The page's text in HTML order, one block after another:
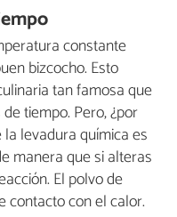
constante
bizcocho. Esto
tan famosa que
tiempo. Pero, ¿por
levadura química es
manera que si alteras
El polvo de
contacto con el calor.